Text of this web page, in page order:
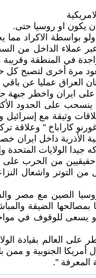
يكون او روسيا حتى.
بواسطة الاكراد
عملاء الداخل من
في المنطقة
مرة أخرى لتصبح كل
عمليا عن باقي
ايران واخطر جبهة
ينسحب على الحدود
وثيقة مع إسرائيل
كاراباخ " وعلاقة
الأذرية داخل ايران
الولايات المتحدة
من الحرب على
التوتر واشعال
الصين مع مصر
الضيقة
يسعى للوقوف في
العالم بقيادة
أمريكا الجنوبية و
المعرفة ".